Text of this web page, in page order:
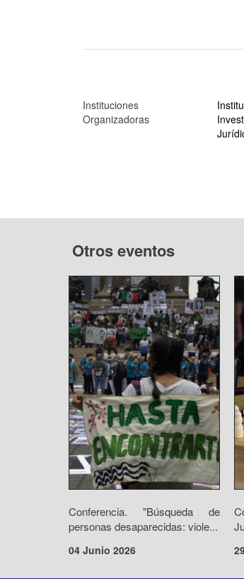
Instituciones
Organizadoras
Otros eventos
Conferencia. "Búsqueda de
personas desaparecidas: viole...
04 Junio 2026